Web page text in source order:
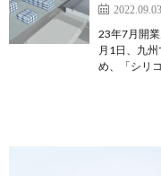
2022.09.03
23年7月開
月1日、九
め、「シリ